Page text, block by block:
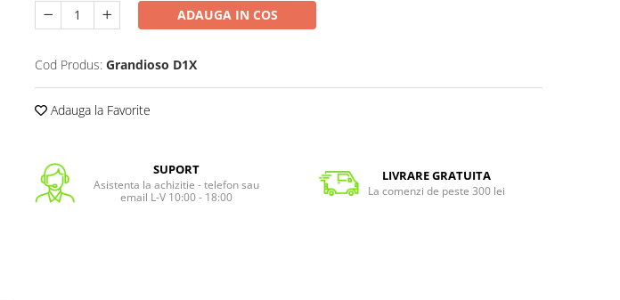
ADAUGA IN COS
Cod Produs: Grandioso D1X
Adauga la Favorite
SUPORT
Asistenta la achizitie - telefon sau
email L-V 10:00 - 18:00
LIVRARE GRATUITA
La comenzi de peste 300 lei